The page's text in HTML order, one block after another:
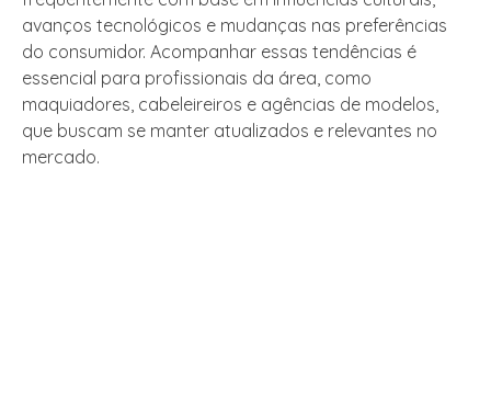
avanços tecnológicos e mudanças nas preferências
do consumidor. Acompanhar essas tendências é
essencial para profissionais da área, como
maquiadores, cabeleireiros e agências de modelos,
que buscam se manter atualizados e relevantes no
mercado.